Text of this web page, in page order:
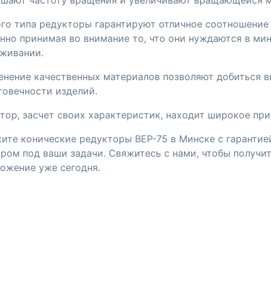
типа редукторы гарантируют отличное
принимая во внимание то, что они нуждаются в
качественных материалов позволяют добиться
изделий.
засчет своих характеристик, находит широкое
конические редукторы BEP-75 в Минске с
под ваши задачи. Свяжитесь с нами, чтобы
уже сегодня.